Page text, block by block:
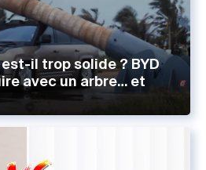
est-il trop solide ? BYD
avec un arbre… et